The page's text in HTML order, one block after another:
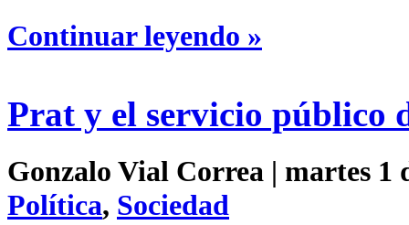
Continuar leyendo »
Prat y el servicio público
Gonzalo Vial Correa | martes 1
Política, Sociedad